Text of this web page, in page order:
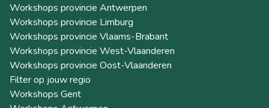
Workshops provincie Antwerpen
Workshops provincie Limburg
Workshops provincie Vlaams-Brabant
Workshops provincie West-Vlaanderen
Workshops provincie Oost-Vlaanderen
Filter op jouw regio
Workshops Gent